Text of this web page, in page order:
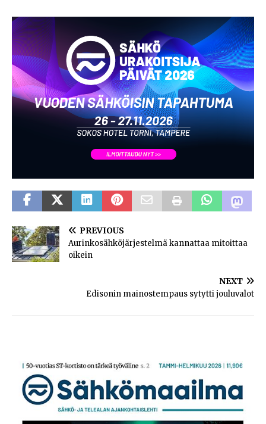
PREVIOUS
Aurinkosähköjärjestelmä kannattaa mitoittaa
oikein
NEXT
Edisonin mainostempaus sytytti jouluvalot